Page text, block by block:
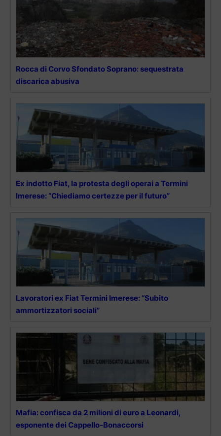
Rocca di Corvo Sfondato Soprano: sequestrata
discarica abusiva
Ex indotto Fiat, la protesta degli operai a Termini
Imerese: “Chiediamo certezze per il futuro”
Lavoratori ex Fiat Termini Imerese: “Subito
ammortizzatori sociali”
Mafia: confisca da 2 milioni di euro a Leonardi,
esponente dei Cappello-Bonaccorsi